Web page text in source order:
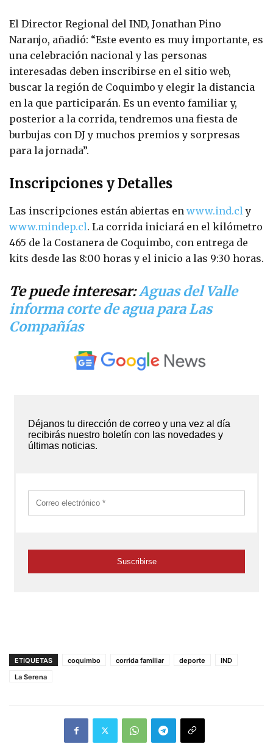
El Director Regional del IND, Jonathan Pino
Naranjo, añadió: “Este evento es muy importante, es
una celebración nacional y las personas
interesadas deben inscribirse en el sitio web,
buscar la región de Coquimbo y elegir la distancia
en la que participarán. Es un evento familiar y,
posterior a la corrida, tendremos una fiesta de
burbujas con DJ y muchos premios y sorpresas
para la jornada”.
Inscripciones y Detalles
Las inscripciones están abiertas en www.ind.cl y
www.mindep.cl. La corrida iniciará en el kilómetro
465 de la Costanera de Coquimbo, con entrega de
kits desde las 8:00 horas y el inicio a las 9:30 horas.
Te puede interesar:Aguas del Valle
informa corte de agua para Las
Compañías
ETIQUETAS coquimbo corrida familiar deporte
IND
La Serena